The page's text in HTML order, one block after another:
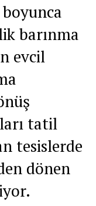
barınma
evcil
tatil
tesislerde
dönen